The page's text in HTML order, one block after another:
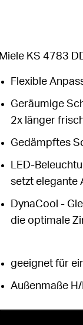
Miele KS 4783
Flexible
Geräumige
2x länger
Gedämpftes
LED-
setzt elegante
DynaCool -
die optimale
geeignet für
Außenmaße